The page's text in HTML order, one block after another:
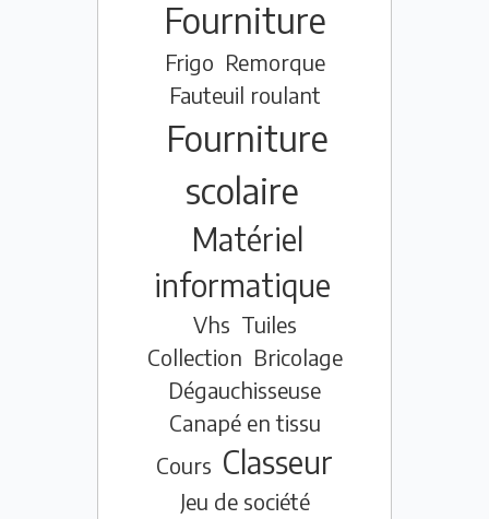
Fourniture
Frigo Remorque
Fauteuil roulant
Fourniture
scolaire
Matériel
informatique
Vhs Tuiles
Collection Bricolage
Dégauchisseuse
Canapé en tissu
Cours Classeur
Jeu de société